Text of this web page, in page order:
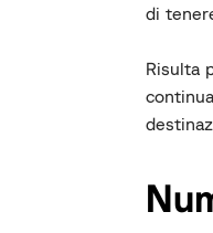
di
Risulta